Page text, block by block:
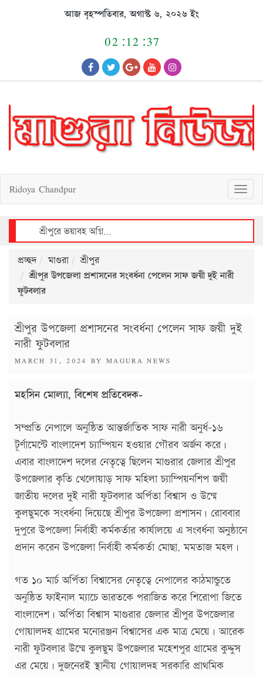
আজ বৃহস্পতিবার, অগাস্ট ৬, ২০২৬ ইং
02:12:38
T
o
g
g
l
a
t
Ridoya Chandpur
প্রচ্ছদ মাগুরা
শ্রীপুর
শ্রীপুর উপজেলা প্রশাসনের সংবর্ধনা পেলেন সাফ জয়ী দুই নারী
ফুটবলার
শ্রীপুর উপজেলা প্রশাসনের সংবর্ধনা পেলেন সাফ জয়ী দুই
নারী ফুটবলার
POSTED
MARCH 31, 2024 BY MAGURA NEWS
মহসিন মোল্যা, বিশেষ প্রতিবেদক-
সম্প্রতি নেপালে অনুষ্ঠিত আন্তর্জাতিক সাফ নারী অনুর্ধ-১৬
টূর্ণামেন্টে বাংলাদেশ চ্যাম্পিয়ন হওয়ার গৌরব অর্জন করে।
এবার বাংলাদেশ দলের নেতৃত্বে ছিলেন মাগুরার জেলার শ্রীপুর
উপজেলার কৃতি খেলোয়াড় সাফ মহিলা চ্যাম্পিয়নশিপ জয়ী
জাতীয় দলের দুই নারী ফুটবলার অর্পিতা বিশ্বাস ও উম্মে
কুলছুমকে সংবর্ধনা দিয়েছে শ্রীপুর উপজেলা প্রশাসন। রোববার
দুপুরে উপজেলা নির্বাহী কর্মকর্তার কার্যালয়ে এ সংবর্ধনা অনুষ্ঠানে
প্রদান করেন উপজেলা নির্বাহী কর্মকর্তা মোছা. মমতাজ মহল।
গত ১০ মার্চ অর্পিতা বিশ্বাসের নেতৃত্বে নেপালের কাঠমান্ডুতে
অনুষ্ঠিত ফাইনাল ম্যাচে ভারতকে পরাজিত করে শিরোপা জিতে
বাংলাদেশ। অর্পিতা বিশ্বাস মাগুরার জেলার শ্রীপুর উপজেলার
গোয়ালদহ গ্রামের মনোরঞ্জন বিশ্বাসের এক মাত্র মেয়ে। আরেক
নারী ফুটবলার উম্মে কুলছুম উপজেলার মহেশপুর গ্রামের কুদ্দুস
এর মেয়ে। দুজনেরই স্থানীয় গোয়ালদহ সরকারি প্রাথমিক